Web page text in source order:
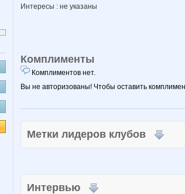
Интересы : не указаны
Комплименты
Комплиментов нет.
Вы не авторизованы! Чтобы оставить
Метки лидеров клубов
Интервью